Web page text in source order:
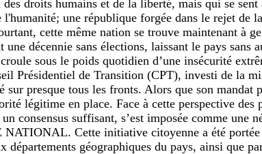
droits humains et de la liberté, mais qui se
une république forgée dans le rejet de
cette même nation se trouve maintenant à
décennie sans élections, laissant le pays sans
sous le poids quotidien d’une insécurité
Présidentiel de Transition (CPT), investi de la
sur presque tous les fronts. Alors que son
légitime en place. Face à cette perspective
consensus suffisant, s’est imposée comme une
Cette initiative citoyenne a été
départements géographiques du pays, ainsi que